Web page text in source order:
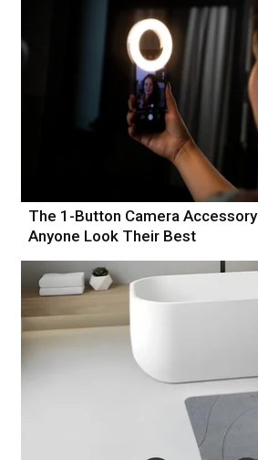
The 1-Button Camera
Anyone Look Their Best